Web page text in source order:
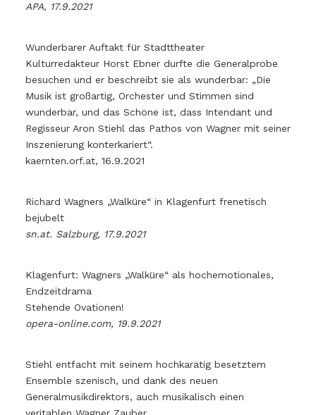
APA, 17.9.2021
Wunderbarer Auftakt für Stadttheater
Kulturredakteur Horst Ebner durfte die Generalprobe
besuchen und er beschreibt sie als wunderbar: „Die
Musik ist großartig, Orchester und Stimmen sind
wunderbar, und das Schöne ist, dass Intendant und
Regisseur Aron Stiehl das Pathos von Wagner mit seiner
Inszenierung konterkariert“.
kaernten.orf.at, 16.9.2021
Richard Wagners „Walküre“ in Klagenfurt frenetisch
bejubelt
sn.at. Salzburg, 17.9.2021
Klagenfurt: Wagners „Walküre“ als hochemotionales,
Endzeitdrama
Stehende Ovationen!
opera-online.com, 19.9.2021
Stiehl entfacht mit seinem hochkarätig besetztem
Ensemble szenisch, und dank des neuen
Generalmusikdirektors, auch musikalisch einen